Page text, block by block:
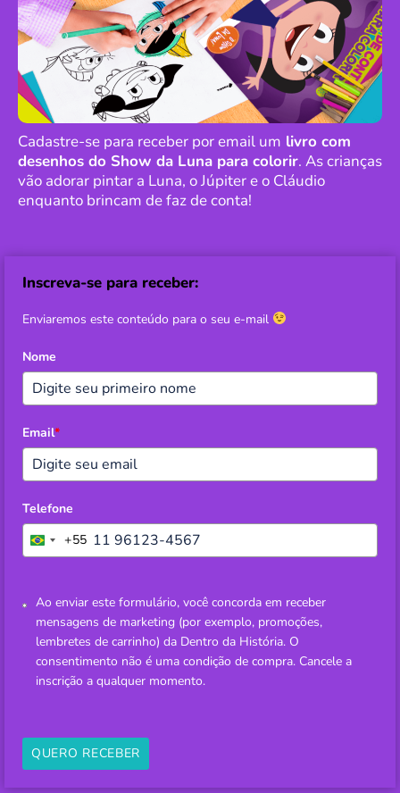
Cadastre-se para receber por email um livro com
desenhos do Show da Luna para colorir. As crianças
vão adorar pintar a Luna, o Júpiter e o Cláudio
enquanto brincam de faz de conta!
Inscreva-se para receber:
Enviaremos este conteúdo para o seu e-mail
Nome
Email*
Telefone
BRAZIL
+55
Ao enviar este formulário, você concorda em receber
mensagens de marketing (por exemplo, promoções,
lembretes de carrinho) da Dentro da História. O
consentimento não é uma condição de compra. Cancele a
inscrição a qualquer momento.
QUERO RECEBER